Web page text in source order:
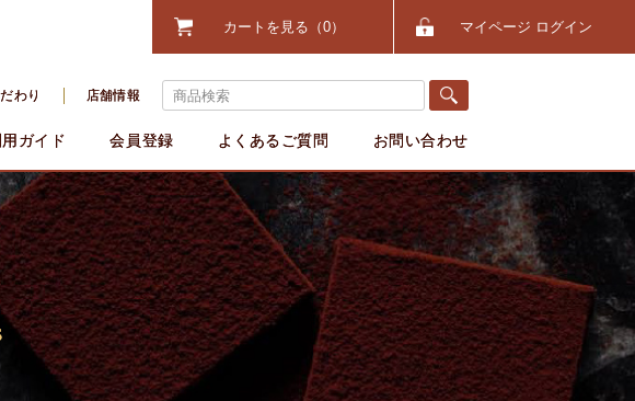
カートを見る 0 マイページ ログイン
わり 店舗情報
ガイド 会員登録 よくあるご質問 お問い合わせ